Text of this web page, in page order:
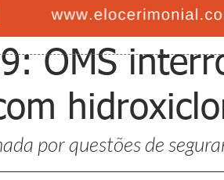
OMS
por questões de